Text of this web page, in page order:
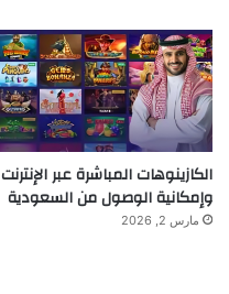
الكازينوهات المباشرة عبر الإنترنت
وإمكانية الوصول من السعودية
مارس 2, 2026